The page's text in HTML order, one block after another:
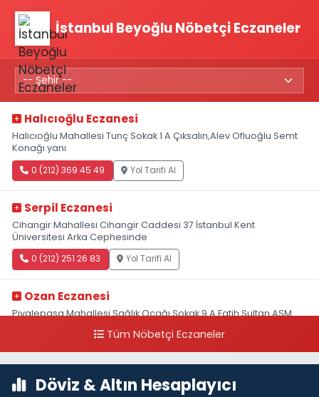
İstanbul Beyoğlu Nöbetçi Eczaneler
Halıcıoğlu Eczanesi
Halıcıoğlu Mahallesi Tunç Sokak 1 A Çıksalın,Alev Ofluoğlu Semt
Konağı yanı
0 (212) 369 45 49 Yol Tarifi Al
Serpil Eczanesi
Cihangir Mahallesi Cihangir Caddesi 37 İstanbul Kent
Üniversitesi Arka Cephesinde
0 (212) 251 26 83 Yol Tarifi Al
Ozan Eczanesi
Piyalepaşa Mahallesi Sağlık Ocağı Sokak 9 A Fatih Sultan ASM
Tüm Nöbetçi Eczaneler
Döviz & Altın Hesaplayıcı